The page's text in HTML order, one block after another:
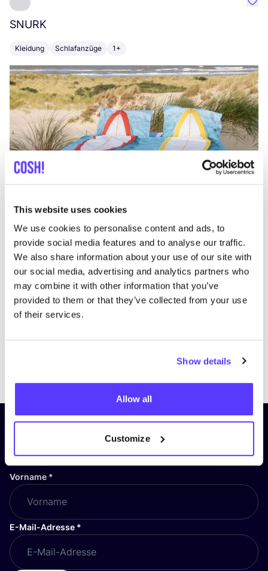
This website uses cookies
We use cookies to personalise content and ads, to
provide social media features and to analyse our traffic.
We also share information about your use of our site with
our social media, advertising and analytics partners who
may combine it with other information that you’ve
provided to them or that they’ve collected from your use
of their services.
Show details
Allow all
Customize
SNURK
Kleidung Schlafanzüge 1+
PreviousNext
Abonniere unseren Newsletter
und bleibe auf dem Laufenden!
Vorname *
E-Mail-Adresse *